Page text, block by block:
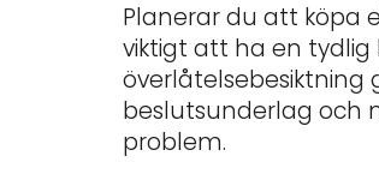
Planerar du att köpa
viktigt att ha en tydlig
överlåtelsebesiktning
beslutsunderlag och
problem.